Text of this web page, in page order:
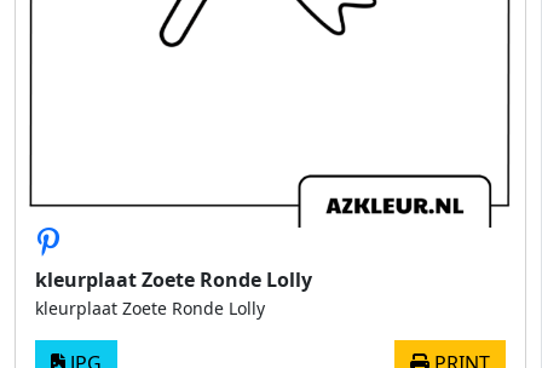
kleurplaat Zoete Ronde Lolly
kleurplaat Zoete Ronde Lolly